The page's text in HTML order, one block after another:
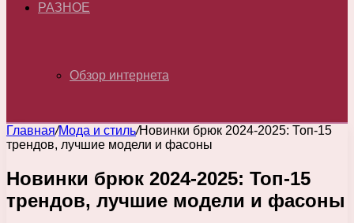
РАЗНОЕ
Обзор интернета
Главная/Мода и стиль/Новинки брюк 2024-2025: Топ-15
трендов, лучшие модели и фасоны
Новинки брюк 2024-2025: Топ-15
трендов, лучшие модели и фасоны